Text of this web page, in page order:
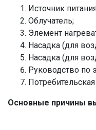
Источник
Облучатель;
Элемент
Насадка (для
Насадка (для
Руководство по
Потребительская
Основные причины